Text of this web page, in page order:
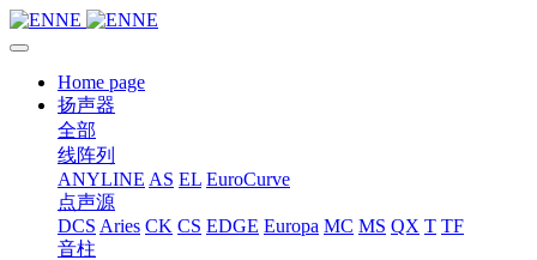
Home page
扬声器
全部
线阵列
ANYLINE AS EL EuroCurve
点声源
DCS Aries CK CS EDGE Europa MC MS QX T TF
音柱